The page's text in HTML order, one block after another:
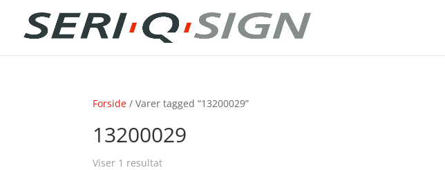
Forside / Varer tagged “13200029”
13200029
Viser 1 resultat